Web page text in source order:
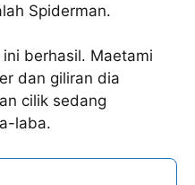
Spiderman.
berhasil. Maetami
dan giliran dia
cilik sedang
laba.